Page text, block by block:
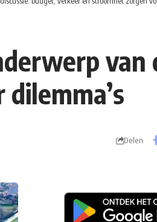
van
Delen